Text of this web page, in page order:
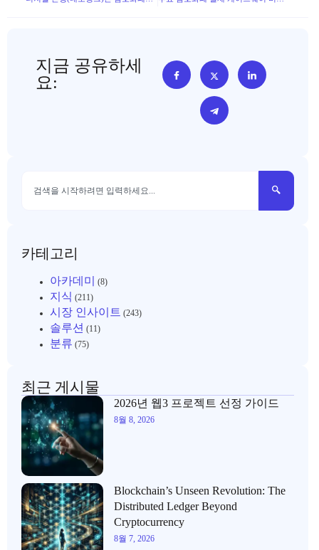
지금 공유하세
요:
카테고리
아카데미 (8)
지식 (211)
시장 인사이트 (243)
솔루션 (11)
분류 (75)
최근 게시물
2026년 웹3 프로젝트 선정 가이드
8월 8, 2026
Blockchain’s Unseen Revolution: The
Distributed Ledger Beyond
Cryptocurrency
8월 7, 2026